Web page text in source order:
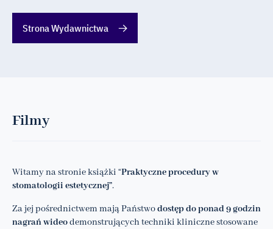
Strona Wydawnictwa
Filmy
Witamy na stronie książki “Praktyczne procedury w
stomatologii estetycznej”.
Za jej pośrednictwem mają Państwodostęp do ponad 9 godzin
nagrań wideodemonstrujących techniki kliniczne stosowane